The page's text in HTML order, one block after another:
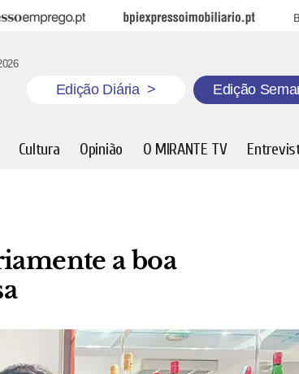
Emprego BPI Expresso Imobiliário
Edição Diária > Edição
Cultura Opinião O MIRANTE TV
a boa